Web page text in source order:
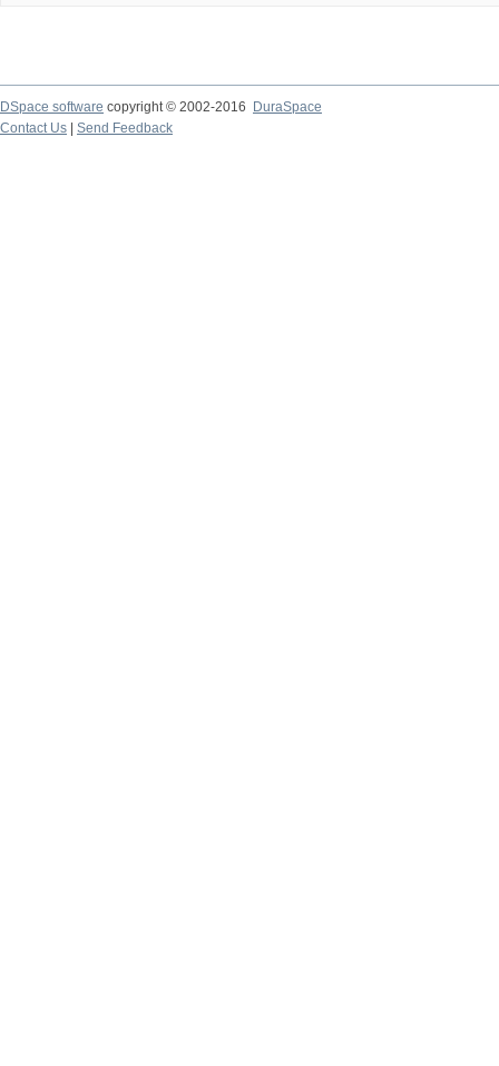
DSpace software copyright © 2002-2016
DuraSpace
Contact Us
Send Feedback